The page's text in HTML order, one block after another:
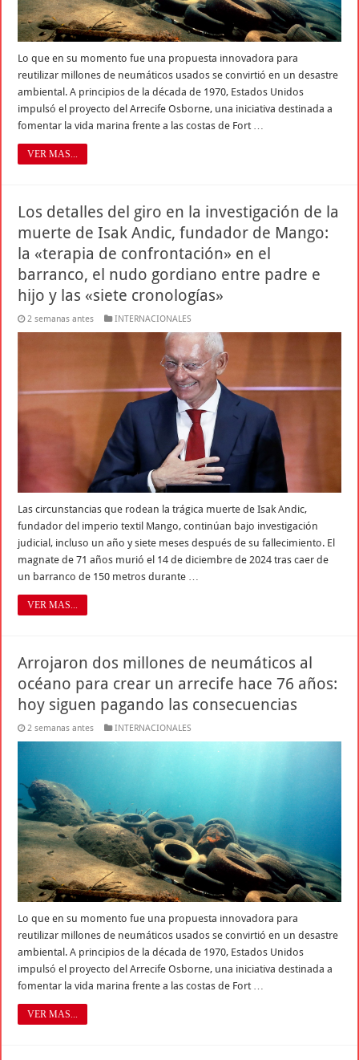
Lo que en su momento fue una propuesta innovadora para
reutilizar millones de neumáticos usados se convirtió en un desastre
ambiental. A principios de la década de 1970, Estados Unidos
impulsó el proyecto del Arrecife Osborne, una iniciativa destinada a
fomentar la vida marina frente a las costas de Fort …
VER MAS...
Los detalles del giro en la investigación de la
muerte de Isak Andic, fundador de Mango:
la «terapia de confrontación» en el
barranco, el nudo gordiano entre padre e
hijo y las «siete cronologías»
2 semanas antes INTERNACIONALES
Las circunstancias que rodean la trágica muerte de Isak Andic,
fundador del imperio textil Mango, continúan bajo investigación
judicial, incluso un año y siete meses después de su fallecimiento. El
magnate de 71 años murió el 14 de diciembre de 2024 tras caer de
un barranco de 150 metros durante …
VER MAS...
Arrojaron dos millones de neumáticos al
océano para crear un arrecife hace 76 años:
hoy siguen pagando las consecuencias
2 semanas antes INTERNACIONALES
Lo que en su momento fue una propuesta innovadora para
reutilizar millones de neumáticos usados se convirtió en un desastre
ambiental. A principios de la década de 1970, Estados Unidos
impulsó el proyecto del Arrecife Osborne, una iniciativa destinada a
fomentar la vida marina frente a las costas de Fort …
VER MAS...